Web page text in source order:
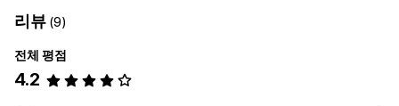
리뷰 (9)
전체 평점
4.2